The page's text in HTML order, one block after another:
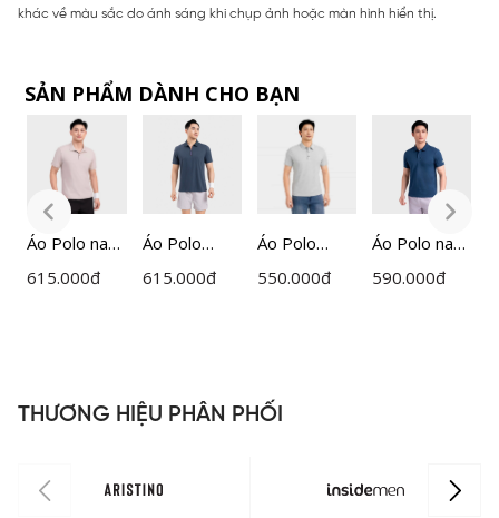
khác về màu sắc do ánh sáng khi chụp ảnh hoặc màn hình hiển thị.
SẢN PHẨM DÀNH CHO BẠN
Áo Polo nam
ngắn tay
615.000đ
Áo Polo
Ngắn Tay
615.000đ
Áo Polo
ngắn tay
Regular Fit
550.000đ
Áo Polo nam
ngắn tay
590.000đ
THƯƠNG HIỆU PHÂN PHỐI